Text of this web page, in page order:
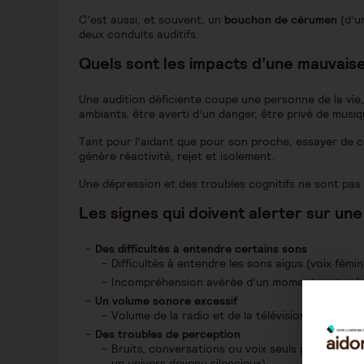
C’est aussi, et souvent, un bouchon de cérumen
deux conduits auditifs.
Quels sont les impacts d’une
Une audition déficiente coupe une personne de la
ambiants, être averti d’un danger, être privé de
Tant pour l’aidant que pour son proche, essayer
génère réactivité, rejet et isolement.
Une dépression et des troubles cognitifs ne sont pas
Les signes qui doivent alerter sur
Des difficultés à entendre certains sons
Difficultés à entendre les sons aigus (voix
Incompréhension avérée d’un moment partagé
Un volume sonore excessif
Volume de la radio et de la télévision à fond.
Des troubles de perception
Bruits, conversations ou voix seuls perçus par